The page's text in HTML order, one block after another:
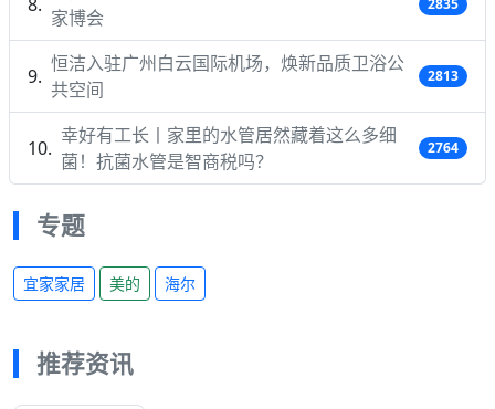
家博会
2835
恒洁入驻广州白云国际机场，焕新品质卫浴公
共空间
2813
幸好有工长丨家里的水管居然藏着这么多细
菌！抗菌水管是智商税吗？
2764
专题
宜家家居 美的 海尔
推荐资讯